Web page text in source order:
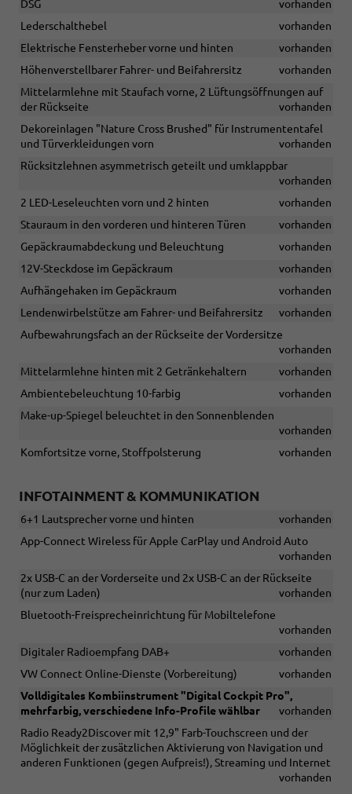
DSG
vorhanden
Lederschalthebel
vorhanden
Elektrische Fensterheber vorne und hinten
vorhanden
Höhenverstellbarer Fahrer- und Beifahrersitz
vorhanden
Mittelarmlehne mit Staufach vorne, 2 Lüftungsöffnungen auf
der Rückseite
vorhanden
Dekoreinlagen "Nature Cross Brushed" für Instrumententafel
und Türverkleidungen vorn
vorhanden
Rücksitzlehnen asymmetrisch geteilt und umklappbar
vorhanden
2 LED-Leseleuchten vorn und 2 hinten
vorhanden
Stauraum in den vorderen und hinteren Türen
vorhanden
Gepäckraumabdeckung und Beleuchtung
vorhanden
12V-Steckdose im Gepäckraum
vorhanden
Aufhängehaken im Gepäckraum
vorhanden
Lendenwirbelstütze am Fahrer- und Beifahrersitz
vorhanden
Aufbewahrungsfach an der Rückseite der Vordersitze
vorhanden
Mittelarmlehne hinten mit 2 Getränkehaltern
vorhanden
Ambientebeleuchtung 10-farbig
vorhanden
Make-up-Spiegel beleuchtet in den Sonnenblenden
vorhanden
Komfortsitze vorne, Stoffpolsterung
vorhanden
INFOTAINMENT & KOMMUNIKATION
6+1 Lautsprecher vorne und hinten
vorhanden
App-Connect Wireless für Apple CarPlay und Android Auto
vorhanden
2x USB-C an der Vorderseite und 2x USB-C an der Rückseite
(nur zum Laden)
vorhanden
Bluetooth-Freisprecheinrichtung für Mobiltelefone
vorhanden
Digitaler Radioempfang DAB+
vorhanden
VW Connect Online-Dienste (Vorbereitung)
vorhanden
Volldigitales Kombiinstrument "Digital Cockpit Pro",
mehrfarbig, verschiedene Info-Profile wählbar
vorhanden
Radio Ready2Discover mit 12,9" Farb-Touchscreen und der
Möglichkeit der zusätzlichen Aktivierung von Navigation und
anderen Funktionen (gegen Aufpreis!), Streaming und Internet
vorhanden